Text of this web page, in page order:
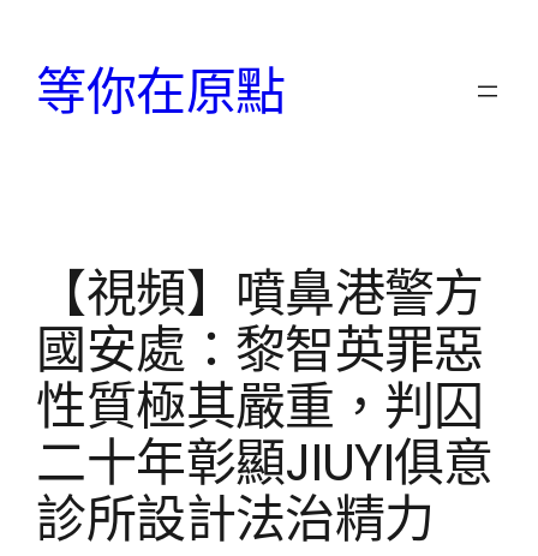
等你在原點
【視頻】噴鼻港警方
國安處：黎智英罪惡
性質極其嚴重，判囚
二十年彰顯JIUYI俱意
診所設計法治精力